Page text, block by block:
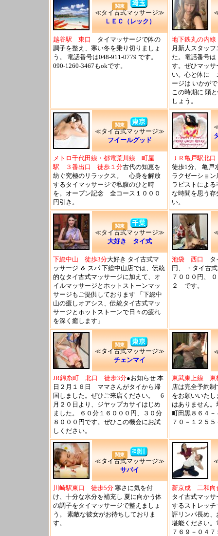
関東
≪タイ古式マッサージ≫
ＬＥＣ（レック）
越谷駅 東口
タイマッサージで体の
調子を整え、寒い冬を乗り切りましょ
う。 電話番号は048-911-0779 です。
090-1260-3467もokです。
地下鉄丸の内
月新人スタッ
た。電話番号
す。ぜひマッ
い。心と体に
ージは いかが
この時期に 頭
しょう。
関東
≪タイ古式マッサージ≫
フイールグッド
メトロ千代田線・都電荒川線 町屋
駅 ３番出口 徒歩１分古代の知恵を
紡ぐ究極のリラックス。 心身を解放
するタイマッサージで私腹のひと時
を。オープン記念 全コース１０００
円引き。
ＪＲ亀戸駅北
徒歩1分、 亀戸
ラクゼーショ
ラピストによ
な時間を思う
い。
関東
≪タイ古式マッサージ≫
大好き タイ式
下総中山 徒歩3分大好き タイ古式マ
ッサージ ＆ スパ 下総中山店では、伝統
的なタイ古式マッサージに加えて、オ
イルマッサージとホットストーンマッ
サージもご提供しております 「下総中
山の癒しオアシス、伝統タイ古式マッ
サージとホットストーンで日々の疲れ
を深く癒します」
池袋 西口
タ
円、 ・タイ
７０００円、
２ です。
関東
≪タイ古式マッサージ≫
チェンマイ
JR錦糸町 北口 徒歩3分●お知らせ 本
日２月１６日 ママさんがタイから帰
国しました。ぜひご来店ください。 6
月２０日より、ジヤップカサイはじめ
ました。 ６０分１６０００円、３０分
８０００円です。ぜひこの機会にお試
しください。
東武東上線 東
店は完全予約
をお願いいた
はありません
町田黒８６４
７０－１２５
関東
≪タイ古式マッサージ≫
サバイ
川崎駅東口 徒歩5分 寒さに気を付
け、十分な水分を補充し 夏に向かう体
の調子をタイマッサージで整えましょ
う。 素敵な彼女がお待ちしておりま
す。
新京成 二和
タイ古式マッ
するストレッ
評リンパ長め
堪能ください
７６９－０４